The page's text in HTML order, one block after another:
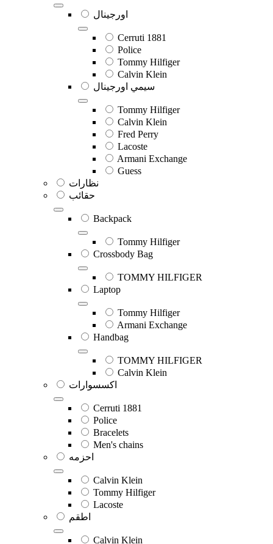
اورجينال
Cerruti 1881
Police
Tommy Hilfiger
Calvin Klein
سيمي اورجينال
Tommy Hilfiger
Calvin Klein
Fred Perry
Lacoste
Armani Exchange
Guess
نظارات
حقائب
Backpack
Tommy Hilfiger
Crossbody Bag
TOMMY HILFIGER
Laptop
Tommy Hilfiger
Armani Exchange
Handbag
TOMMY HILFIGER
Calvin Klein
اكسسوارات
Cerruti 1881
Police
Bracelets
Men's chains
احزمه
Calvin Klein
Tommy Hilfiger
Lacoste
اطقم
Calvin Klein